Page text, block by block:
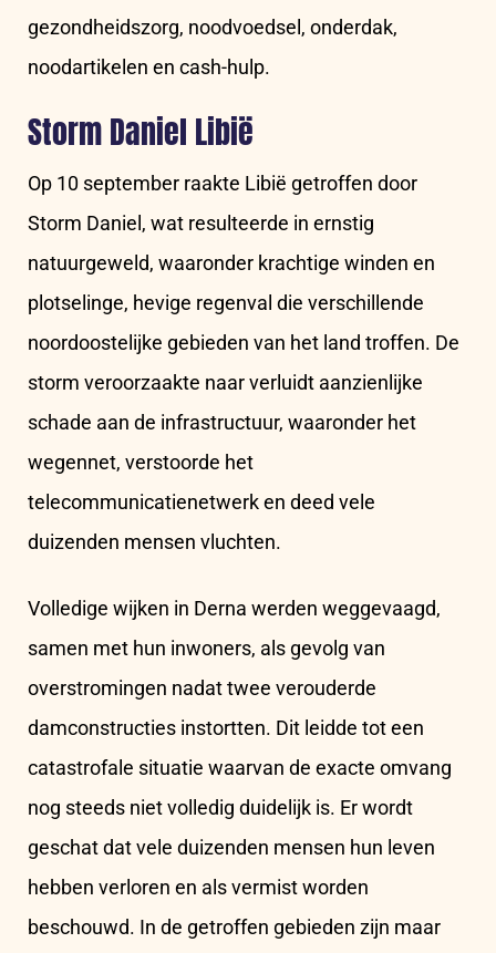
gezondheidszorg, noodvoedsel, onderdak,
noodartikelen en cash-hulp.
Storm Daniel Libië
Op 10 september raakte Libië getroffen door
Storm Daniel, wat resulteerde in ernstig
natuurgeweld, waaronder krachtige winden en
plotselinge, hevige regenval die verschillende
noordoostelijke gebieden van het land troffen. De
storm veroorzaakte naar verluidt aanzienlijke
schade aan de infrastructuur, waaronder het
wegennet, verstoorde het
telecommunicatienetwerk en deed vele
duizenden mensen vluchten.
Volledige wijken in Derna werden weggevaagd,
samen met hun inwoners, als gevolg van
overstromingen nadat twee verouderde
damconstructies instortten. Dit leidde tot een
catastrofale situatie waarvan de exacte omvang
nog steeds niet volledig duidelijk is. Er wordt
geschat dat vele duizenden mensen hun leven
hebben verloren en als vermist worden
beschouwd. In de getroffen gebieden zijn maar